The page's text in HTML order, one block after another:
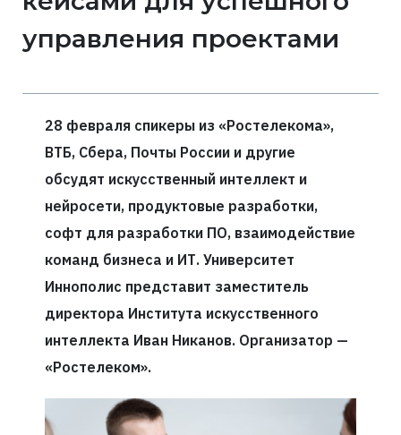
управления проектами
28 февраля спикеры из «Ростелекома»,
ВТБ, Сбера, Почты России и другие
обсудят искусственный интеллект и
нейросети, продуктовые разработки,
софт для разработки ПО, взаимодействие
команд бизнеса и ИТ. Университет
Иннополис представит заместитель
директора Института искусственного
интеллекта Иван Никанов. Организатор —
«Ростелеком».